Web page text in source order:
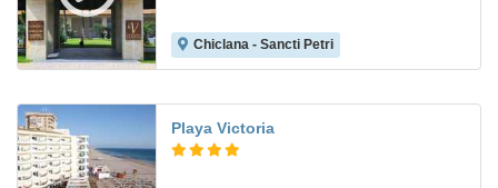
Chiclana - Sancti Petri
Playa Victoria